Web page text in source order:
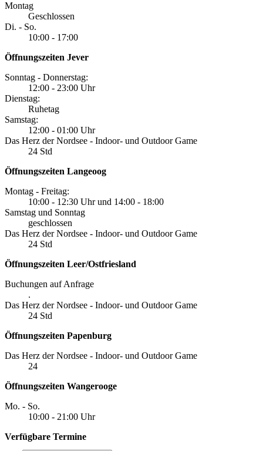
Montag
Geschlossen
Di. - So.
10:00 - 17:00
Öffnungszeiten Jever
Sonntag - Donnerstag:
12:00 - 23:00 Uhr
Dienstag:
Ruhetag
Samstag:
12:00 - 01:00 Uhr
Das Herz der Nordsee - Indoor- und Outdoor Game
24 Std
Öffnungszeiten Langeoog
Montag - Freitag:
10:00 - 12:30 Uhr und 14:00 - 18:00
Samstag und Sonntag
geschlossen
Das Herz der Nordsee - Indoor- und Outdoor Game
24 Std
Öffnungszeiten Leer/Ostfriesland
Buchungen auf Anfrage
.
Das Herz der Nordsee - Indoor- und Outdoor Game
24 Std
Öffnungszeiten Papenburg
Das Herz der Nordsee - Indoor- und Outdoor Game
24
Öffnungszeiten Wangerooge
Mo. - So.
10:00 - 21:00 Uhr
Verfügbare Termine